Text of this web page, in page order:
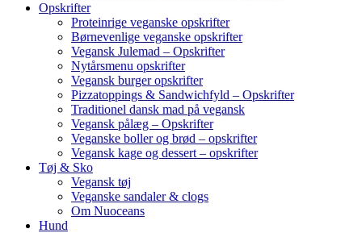
Opskrifter
Proteinrige veganske opskrifter
Børnevenlige veganske opskrifter
Vegansk Julemad – Opskrifter
Nytårsmenu opskrifter
Vegansk burger opskrifter
Pizzatoppings & Sandwichfyld – Opskrifter
Traditionel dansk mad på vegansk
Vegansk pålæg – Opskrifter
Veganske boller og brød – opskrifter
Vegansk kage og dessert – opskrifter
Tøj & Sko
Vegansk tøj
Veganske sandaler & clogs
Om Nuoceans
Hund